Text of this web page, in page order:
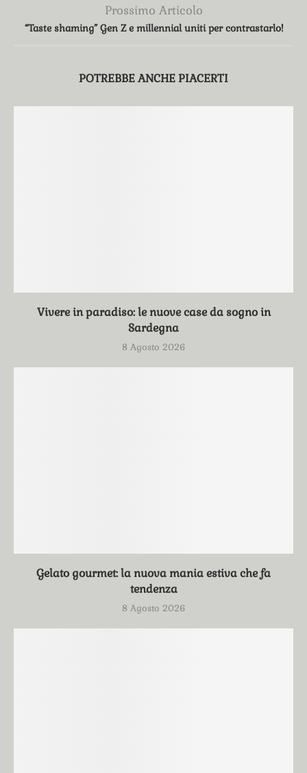
Prossimo Articolo
“Taste shaming” Gen Z e millennial uniti per contrastarlo!
POTREBBE ANCHE PIACERTI
Vivere in paradiso: le nuove case da sogno in
Sardegna
8 Agosto 2026
Gelato gourmet: la nuova mania estiva che fa
tendenza
8 Agosto 2026